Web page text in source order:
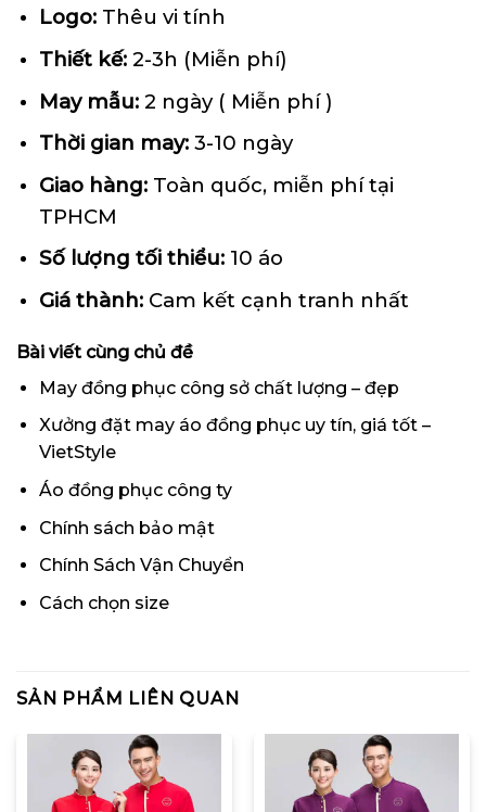
Logo: Thêu vi tính
Thiết kế:2-3h (Miễn phí)
May mẫu: 2 ngày ( Miễn phí )
Thời gian may: 3-10 ngày
Giao hàng: Toàn quốc, miễn phí tại
TPHCM
Số lượng tối thiểu: 10 áo
Giá thành: Cam kết cạnh tranh nhất
Bài viết cùng chủ đề
May đồng phục công sở chất lượng – đẹp
Xưởng đặt may áo đồng phục uy tín, giá tốt –
VietStyle
Áo đồng phục công ty
Chính sách bảo mật
Chính Sách Vận Chuyển
Cách chọn size
SẢN PHẨM LIÊN QUAN